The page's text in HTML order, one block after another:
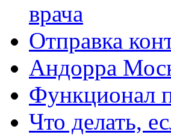
врача
Отправка
Андорра
Функционал
Что делать,